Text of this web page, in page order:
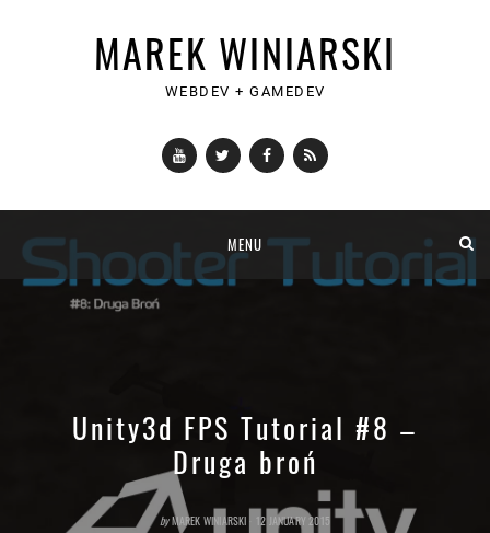
MAREK WINIARSKI
WEBDEV + GAMEDEV
YouTubeTwitterFacebook
RSS
content
MENU
Unity3d FPS Tutorial #8 –
Druga broń
byMAREK WINIARSKI
POSTED
12 JANUARY 2015